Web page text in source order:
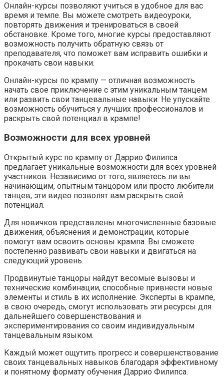
Онлайн-курсы позволяют учиться в удобное для вас
время и темпе. Вы можете смотреть видеоуроки,
повторять движения и тренироваться в своей
обстановке. Кроме того, многие курсы предоставляют
возможность получить обратную связь от
преподавателя, что поможет вам исправить ошибки и
прокачать свои навыки.
Онлайн-курсы по крампу — отличная возможность
начать свое приключение с этим уникальным танцем
или развить свои танцевальные навыки. Не упускайте
возможность обучиться у лучших профессионалов и
раскрыть свой потенциал в крампе!
Возможности для всех уровней
Открытый курс по крампу от Даррио Филипса
предлагает уникальные возможности для всех уровней
участников. Независимо от того, являетесь ли вы
начинающим, опытным танцором или просто любители
танцев, эти видео позволят вам раскрыть свой
потенциал.
Для новичков представлены многочисленные базовые
движения, объяснения и демонстрации, которые
помогут вам освоить основы крампа. Вы сможете
постепенно развивать свои навыки и двигаться на
следующий уровень.
Продвинутые танцоры найдут весомые вызовы и
технические комбинации, способные привнести новые
элементы и стиль в их исполнение. Эксперты в крампе,
в свою очередь, смогут использовать эти ресурсы для
дальнейшего совершенствования и
экспериментирования со своим индивидуальным
танцевальным языком.
Каждый может ощутить прогресс и совершенствование
своих танцевальных навыков благодаря эффективному
и понятному формату обучения Даррио Филипса.